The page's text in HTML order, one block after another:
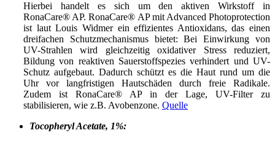
Hierbei handelt es sich um den aktiven Wirkstoff in
RonaCare® AP. RonaCare® AP mit Advanced Photoprotection
ist laut Louis Widmer ein effizientes Antioxidans, das einen
dreifachen Schutzmechanismus bietet: Bei Einwirkung von
UV-Strahlen wird gleichzeitig oxidativer Stress reduziert,
Bildung von reaktiven Sauerstoffspezies verhindert und UV-
Schutz aufgebaut. Dadurch schützt es die Haut rund um die
Uhr vor langfristigen Hautschäden durch freie Radikale.
Zudem ist RonaCare® AP in der Lage, UV-Filter zu
stabilisieren, wie z.B. Avobenzone. Quelle
Tocopheryl Acetate, 1%: